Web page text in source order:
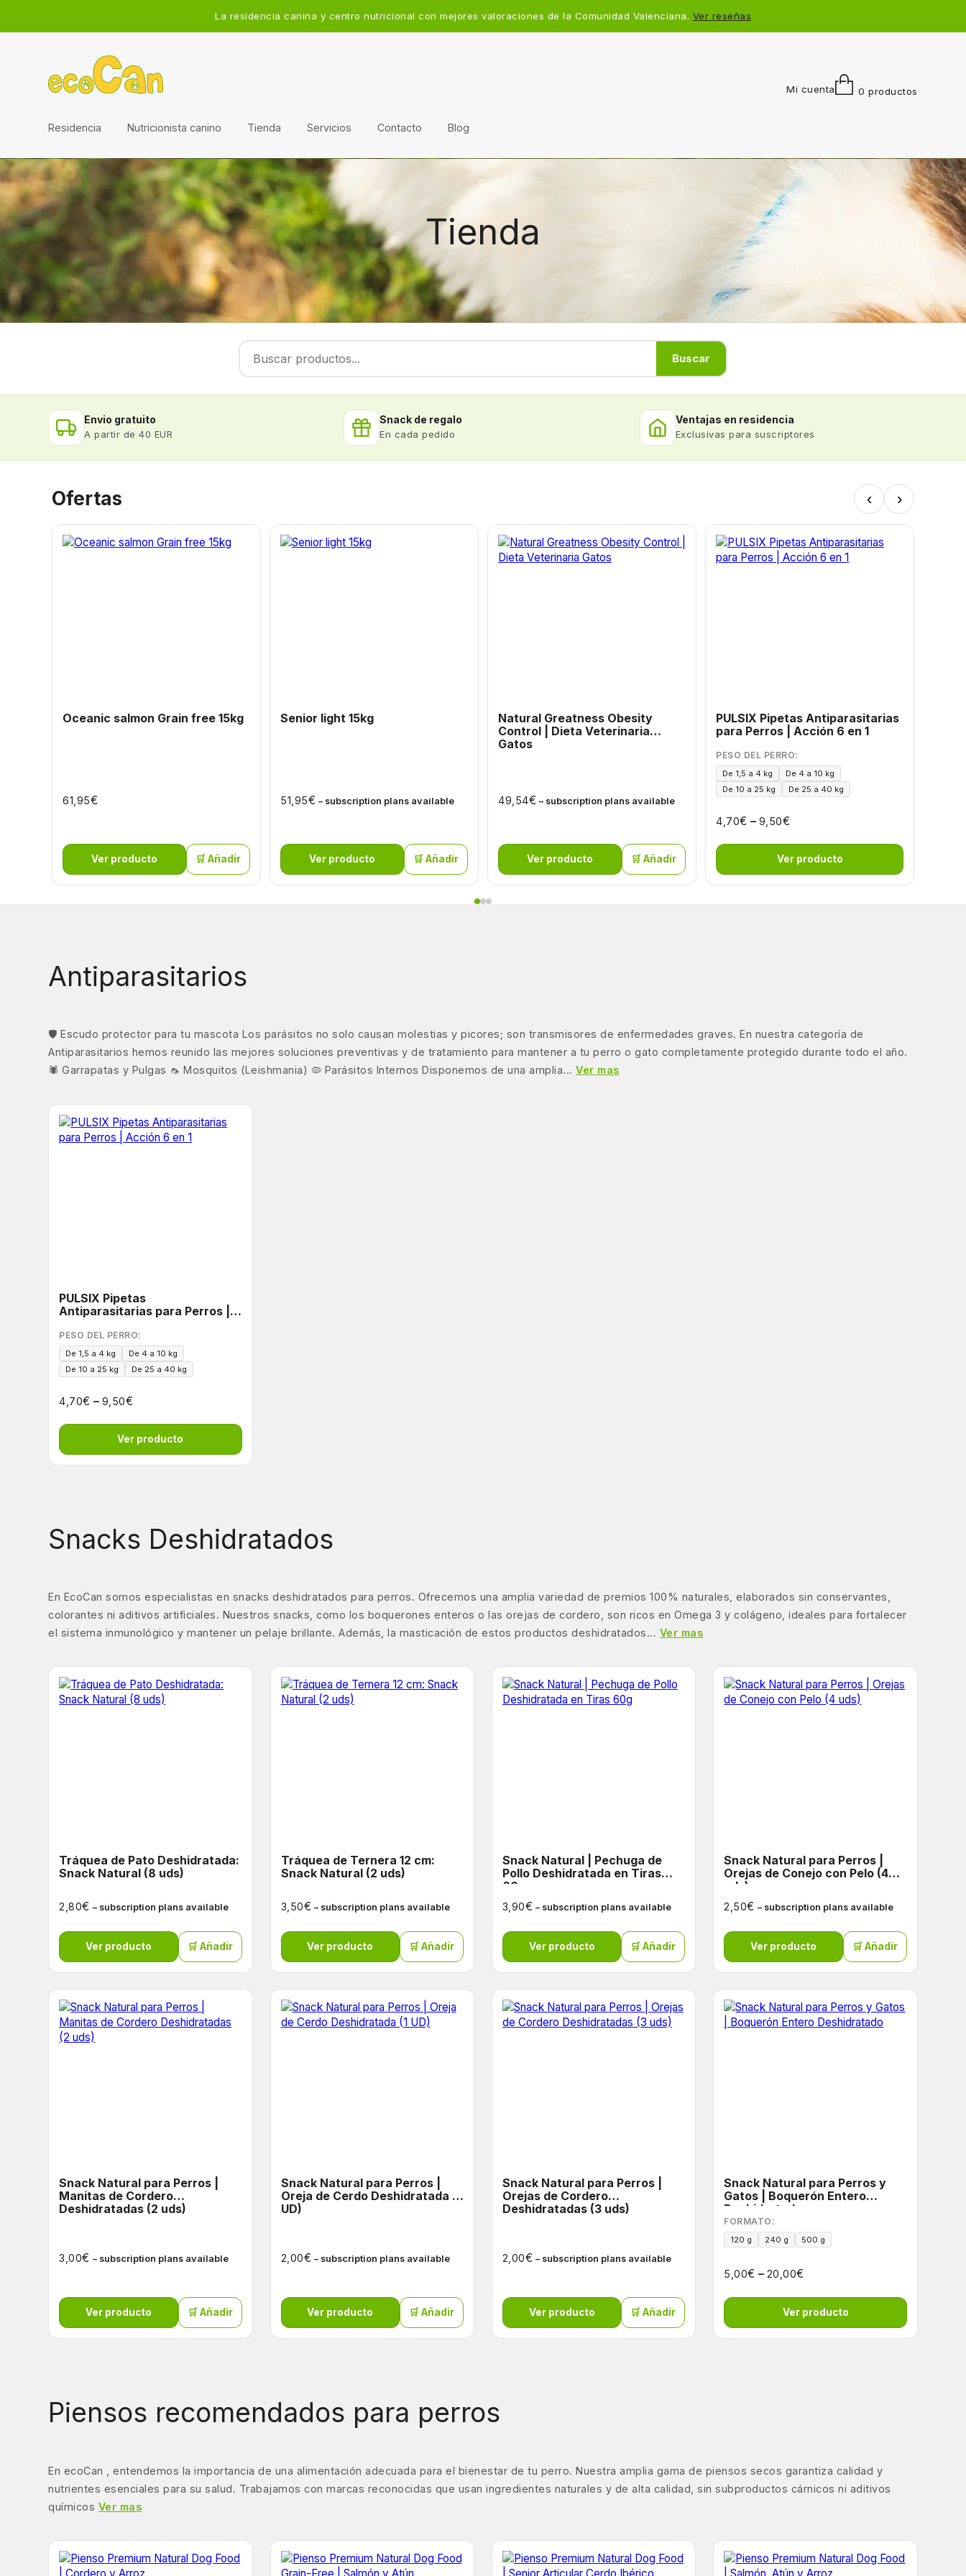
La residencia canina y centro nutricional con mejores valoraciones de la Comunidad Valenciana. Ver reseñas
Mi cuenta 0 productos
Residencia Nutricionista canino Tienda Servicios Contacto Blog
Tienda
Buscar
Envio gratuito
A partir de 40 EUR
Snack de regalo
En cada pedido
Ventajas en residencia
Exclusivas para suscriptores
Ofertas ‹ ›
Oceanic salmon Grain free 15kg
61,95€
Ver producto 🛒 Añadir
Senior light 15kg
51,95€ – subscription plans available
Ver producto 🛒 Añadir
Natural Greatness Obesity
Control | Dieta Veterinaria
Gatos
49,54€ – subscription plans available
Ver producto 🛒 Añadir
PULSIX Pipetas Antiparasitarias
para Perros | Acción 6 en 1
PESO DEL PERRO:
De 1,5 a 4 kg
De 4 a 10 kg
De 10 a 25 kg
De 25 a 40 kg
4,70€ – 9,50€
Ver producto
Antiparasitarios
🛡️ Escudo protector para tu mascota Los parásitos no solo causan molestias y picores; son transmisores de enfermedades graves. En nuestra categoría de
Antiparasitarios hemos reunido las mejores soluciones preventivas y de tratamiento para mantener a tu perro o gato completamente protegido durante todo el año.
🕷️ Garrapatas y Pulgas 🦟 Mosquitos (Leishmania) 🦠 Parásitos Internos Disponemos de una amplia...Ver mas
PULSIX Pipetas
Antiparasitarias para Perros |
Acción 6 en 1
PESO DEL PERRO:
De 1,5 a 4 kg
De 4 a 10 kg
De 10 a 25 kg
De 25 a 40 kg
4,70€ – 9,50€
Ver producto
Snacks Deshidratados
En EcoCan somos especialistas en snacks deshidratados para perros. Ofrecemos una amplia variedad de premios 100% naturales, elaborados sin conservantes,
colorantes ni aditivos artificiales. Nuestros snacks, como los boquerones enteros o las orejas de cordero, son ricos en Omega 3 y colágeno, ideales para fortalecer
el sistema inmunológico y mantener un pelaje brillante. Además, la masticación de estos productos deshidratados... Ver mas
Tráquea de Pato Deshidratada:
Snack Natural (8 uds)
2,80€ – subscription plans available
Ver producto 🛒 Añadir
Tráquea de Ternera 12 cm:
Snack Natural (2 uds)
3,50€ – subscription plans available
Ver producto 🛒 Añadir
Snack Natural | Pechuga de
Pollo Deshidratada en Tiras
60g
3,90€ – subscription plans available
Ver producto 🛒 Añadir
Snack Natural para Perros |
Orejas de Conejo con Pelo (4
uds)
2,50€ – subscription plans available
Ver producto 🛒 Añadir
Snack Natural para Perros |
Manitas de Cordero
Deshidratadas (2 uds)
3,00€ – subscription plans available
Ver producto 🛒 Añadir
Snack Natural para Perros |
Oreja de Cerdo Deshidratada (1
UD)
2,00€ – subscription plans available
Ver producto 🛒 Añadir
Snack Natural para Perros |
Orejas de Cordero
Deshidratadas (3 uds)
2,00€ – subscription plans available
Ver producto 🛒 Añadir
Snack Natural para Perros y
Gatos | Boquerón Entero
Deshidratado
FORMATO:
120 g 240 g 500 g
5,00€ – 20,00€
Ver producto
Piensos recomendados para perros
En ecoCan , entendemos la importancia de una alimentación adecuada para el bienestar de tu perro. Nuestra amplia gama de piensos secos garantiza calidad y
nutrientes esenciales para su salud. Trabajamos con marcas reconocidas que usan ingredientes naturales y de alta calidad, sin subproductos cárnicos ni aditivos
químicos Ver mas